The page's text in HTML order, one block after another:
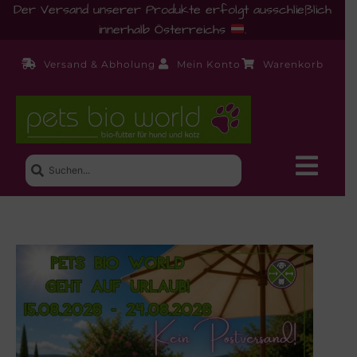
Der Versand unserer Produkte erfolgt ausschließlich
innerhalb Österreichs
.
Versand & Abholung Mein Konto Warenkorb
Neue Produkte
Shop
Ernährungsberatung!
Startseite